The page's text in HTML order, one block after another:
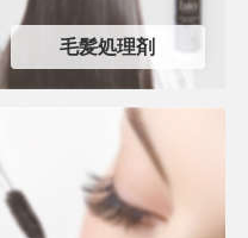
毛髪処理剤